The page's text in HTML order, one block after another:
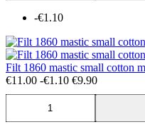
-€1.10
Filt 1860 mastic small cotton
€11.00 -€1.10 €9.90